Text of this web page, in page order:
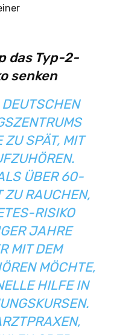
das Typ-2-
senken
ZU SPÄT, MIT
ÜBER 60-
RAUCHEN,
RISIKO
JAHRE
MIT DEM
MÖCHTE,
HILFE IN